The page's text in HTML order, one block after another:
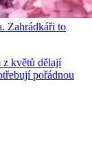
Zahrádkáři to
z květů dělají
pořádnou